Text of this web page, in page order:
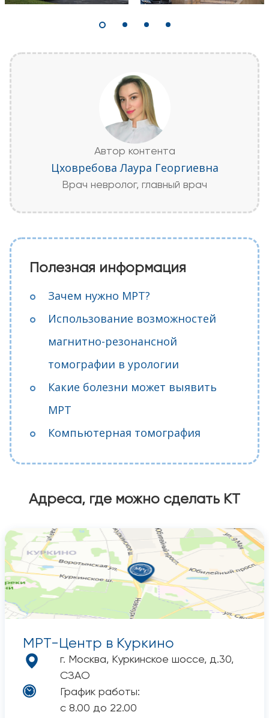
Автор контента
Цховребова Лаура Георгиевна
Врач невролог, главный врач
Полезная информация
Зачем нужно МРТ?
Использование возможностей
магнитно-резонансной
томографии в урологии
Какие болезни может выявить
МРТ
Компьютерная томография
Адреса, где можно сделать КТ
МРТ-Центр в Куркино
г. Москва, Куркинское шоссе, д.30,
СЗАО
График работы:
с 8.00 до 22.00